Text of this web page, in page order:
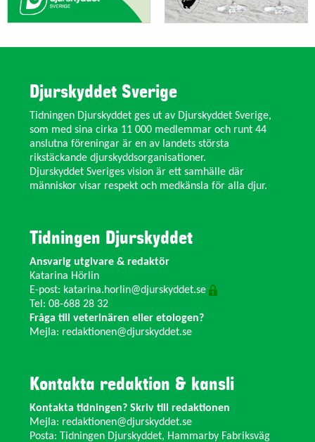
Djurskyddet Sverige
Tidningen Djurskyddet ges ut av Djurskyddet Sverige,
som med sina cirka 11 000 medlemmar och runt 44
anslutna föreningar är en av landets största
rikstäckande djurskyddsorganisationer.
Djurskyddet Sveriges vision är ett samhälle där
människor visar respekt och medkänsla för alla djur.
Tidningen Djurskyddet
Ansvarig utgivare & redaktör
Katarina Hörlin
E-post: katarina.horlin@djurskyddet.se
Tel: 08-688 28 32
Fråga till veterinären eller etologen?
Mejla: redaktionen@djurskyddet.se
Kontakta redaktion & kansli
Kontakta tidningen? Skriv till redaktionen
Mejla: redaktionen@djurskyddet.se
Posta: Tidningen Djurskyddet, Hammarby Fabriksväg